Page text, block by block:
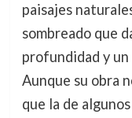
paisajes
sombreado que
profundidad y un
Aunque su obra
que la de